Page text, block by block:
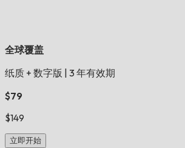
全球覆盖
纸质 + 数字版
3 年有效期
$79
$149
立即开始